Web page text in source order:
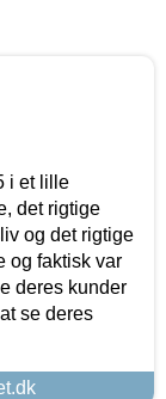
i et lille
det rigtige
og det rigtige
og faktisk var
deres kunder
se deres